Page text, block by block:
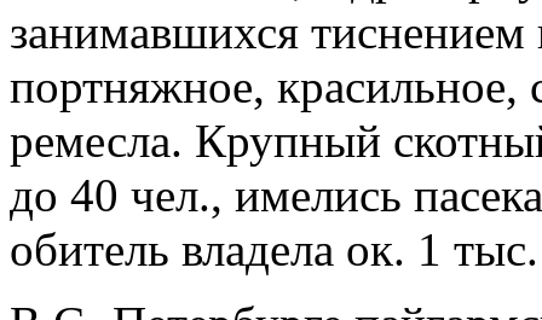
занимавшихся тиснением
портняжное,
ремесла. Крупный
до 40 чел., имелись
обитель владела ок. 1